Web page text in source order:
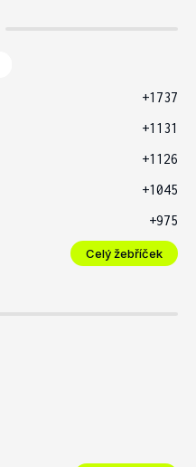
+1737
+1131
+1126
+1045
+975
Celý žebříček